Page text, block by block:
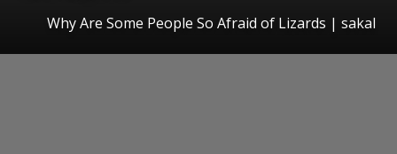
Why Are Some People So Afraid of Lizards | sakal